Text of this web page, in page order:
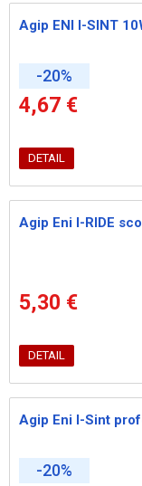
Agip ENI I-SINT
-20%
4,67 €
DETAIL
Agip Eni I-RIDE
5,30 €
DETAIL
Agip Eni I-Sint
-20%